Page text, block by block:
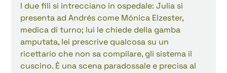
I due fili si intrecciano in ospedale: Julia si
presenta ad Andrés come Mónica Elzester,
medica di turno; lui le chiede della gamba
amputata, lei prescrive qualcosa su un
ricettario che non sa compilare, gli sistema il
cuscino. È una scena paradossale e precisa al